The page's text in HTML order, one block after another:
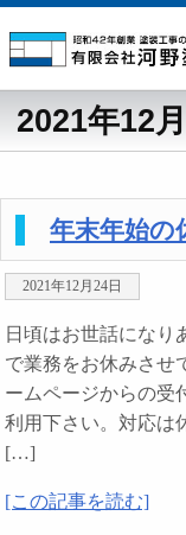
2021年12
年末年始の
2021年12月24日
日頃はお世話になり
で業務をお休みさせ
ームページからの受
利用下さい。対応は
[…]
[この記事を読む]